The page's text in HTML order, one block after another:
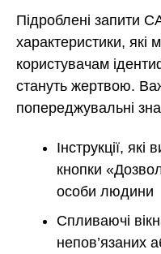
Підроблені запити
характеристики, які
користувачам
стануть жертвою.
попереджувальні
Інструкції,
кнопки
особи людини
Спливаючі
непов’язаних